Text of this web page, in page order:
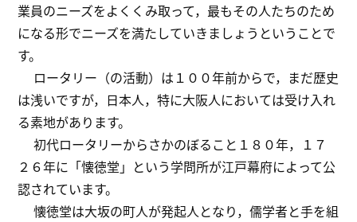
業員のニーズをよくくみ取って，最もその人たちのため
になる形でニーズを満たしていきましょうということで
す。
ロータリー（の活動）は１００年前からで，まだ歴史
は浅いですが，日本人，特に大阪人においては受け入れ
る素地があります。
初代ロータリーからさかのぼること１８０年，１７
２６年に「懐徳堂」という学問所が江戸幕府によって公
認されています。
懐徳堂は大坂の町人が発起人となり，儒学者と手を組